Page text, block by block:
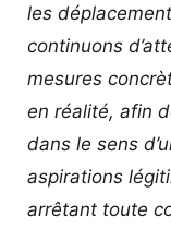
les
continuons
mesures
en réalité, afin
dans le sens
aspirations
arrêtant toute